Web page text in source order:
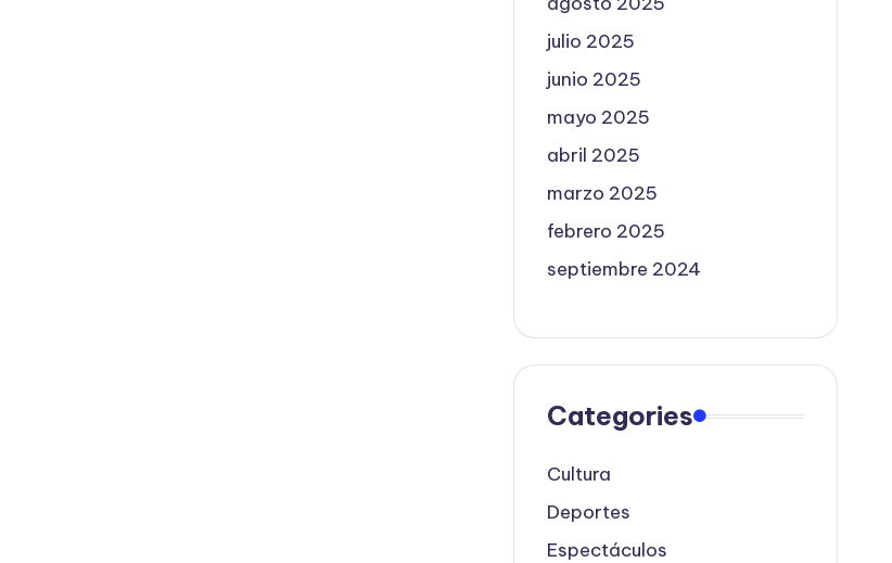
julio 2025
junio 2025
mayo 2025
abril 2025
marzo 2025
febrero 2025
septiembre 2024
Categories
Cultura
Deportes
Espectáculos